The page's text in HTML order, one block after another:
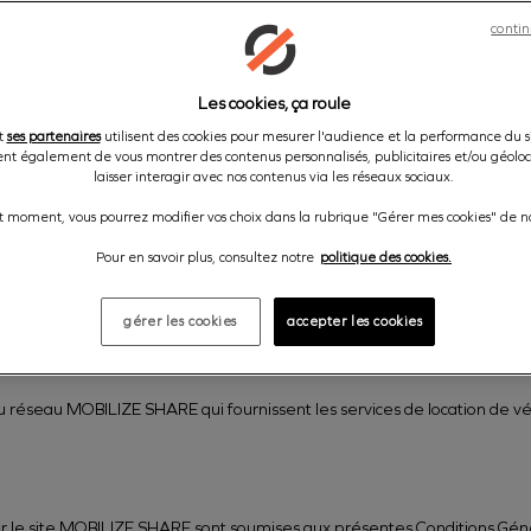
la location de courte durée de véhicules utilitaires et de
réparties sur tout le territoire français qui sont exploitées par
site Internet, consultable à l'adresse share.mobilize.fr, sur lequel
prépaiement en ligne dans les conditions ci-après exposées.
dont les coordonnées sont indiquées dans la rubrique «
MOBILIZE SHARE qui fournissent les services de location de
Les cookies, ça roule
ses partenairesutilisent des cookies pour mesurer l'audience et la performance du
également de vous montrer des contenus personnalisés, publicitaires et/ou
laisser interagir avec nos contenus via les réseaux sociaux.
moment, vous pourrez modifier vos choix dans la rubrique "Gérer mes cookies" de
Pour en savoir plus, consultez notre politique des cookies.
accepter les cookies
gérer les cookies